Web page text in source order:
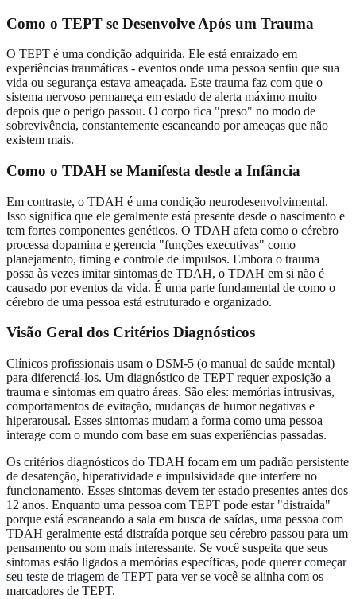
Como o TEPT se Desenvolve Após um Trauma
O TEPT é uma condição adquirida. Ele está enraizado em
experiências traumáticas - eventos onde uma pessoa sentiu que sua
vida ou segurança estava ameaçada. Este trauma faz com que o
sistema nervoso permaneça em estado de alerta máximo muito
depois que o perigo passou. O corpo fica "preso" no modo de
sobrevivência, constantemente escaneando por ameaças que não
existem mais.
Como o TDAH se Manifesta desde a Infância
Em contraste, o TDAH é uma condição neurodesenvolvimental.
Isso significa que ele geralmente está presente desde o nascimento e
tem fortes componentes genéticos. O TDAH afeta como o cérebro
processa dopamina e gerencia "funções executivas" como
planejamento, timing e controle de impulsos. Embora o trauma
possa às vezes imitar sintomas de TDAH, o TDAH em si não é
causado por eventos da vida. É uma parte fundamental de como o
cérebro de uma pessoa está estruturado e organizado.
Visão Geral dos Critérios Diagnósticos
Clínicos profissionais usam o DSM-5 (o manual de saúde mental)
para diferenciá-los. Um diagnóstico de TEPT requer exposição a
trauma e sintomas em quatro áreas. São eles: memórias intrusivas,
comportamentos de evitação, mudanças de humor negativas e
hiperarousal. Esses sintomas mudam a forma como uma pessoa
interage com o mundo com base em suas experiências passadas.
Os critérios diagnósticos do TDAH focam em um padrão persistente
de desatenção, hiperatividade e impulsividade que interfere no
funcionamento. Esses sintomas devem ter estado presentes antes dos
12 anos. Enquanto uma pessoa com TEPT pode estar "distraída"
porque está escaneando a sala em busca de saídas, uma pessoa com
TDAH geralmente está distraída porque seu cérebro passou para um
pensamento ou som mais interessante. Se você suspeita que seus
sintomas estão ligados a memórias específicas, pode querercomeçar
seu teste de triagem de TEPT para ver se você se alinha com os
marcadores de TEPT.